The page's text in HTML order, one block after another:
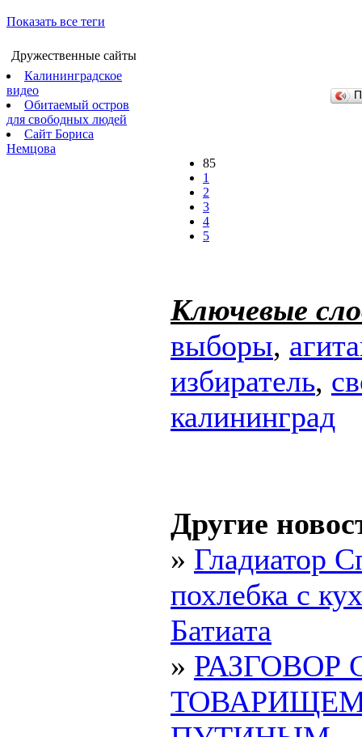
Показать все теги
Дружественные сайты
Калининградское
видео
Обитаемый остров
для свободных людей
Сайт Бориса
Немцова
85
1
2
3
4
5
Ключевые
выборы,
избиратель,
калининград
Другие
» Гладиатор
похлебка с
Батиата
» РАЗГОВОР